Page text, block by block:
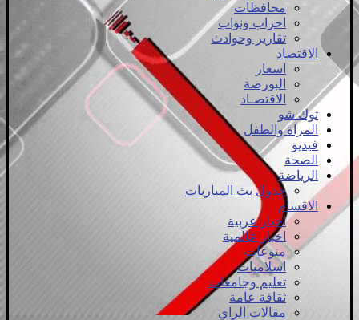
محافظات
احزاب ونواب
تقارير وحوادث
الاقتصاد
اسعار
البورصة
الاقتصـاد
توك شو
المراة والطفل
فيديو
الصحة
الرياضة
جدول بث المباريات
الاقسام
اخبار عربية
اخبار عالمية
منوعات
اسلاميات
تعليم وجامعات
ثقافة عامة
مقالات الراي